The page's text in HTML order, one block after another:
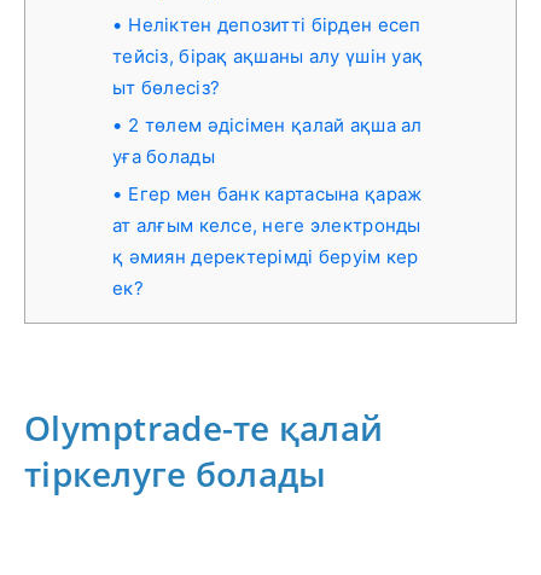
Неліктен депозитті бірден есеп
тейсіз, бірақ ақшаны алу үшін уақ
ыт бөлесіз?
2 төлем әдісімен қалай ақша ал
уға болады
Егер мен банк картасына қараж
ат алғым келсе, неге электронды
қ әмиян деректерімді беруім кер
ек?
Olymptrade-те қалай
тіркелуге болады